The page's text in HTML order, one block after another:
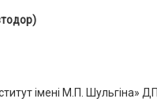
імені М.П. Шульгіна» ДП